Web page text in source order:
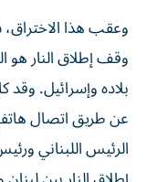
وعقب هذا
وقف إطلاق النار هو
بلاده وإسرائيل.
عن طريق اتصال
الرئيس اللبناني